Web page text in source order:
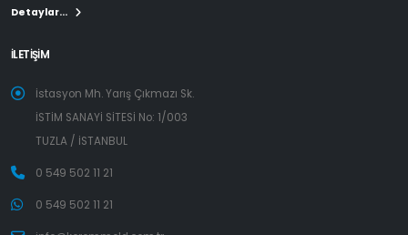
Detaylar...
İLETİŞİM
İstasyon Mh. Yarış Çıkmazı Sk.
İSTİM SANAYİ SİTESİ No: 1/003
TUZLA / İSTANBUL
0 549 502 11 21
0 549 502 11 21